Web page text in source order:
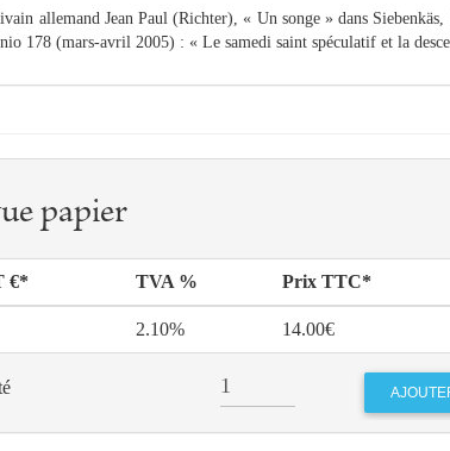
allemand Jean Paul (Richter), « Un songe » dans
178 (mars-avril 2005) : « Le samedi saint spéculatif et la
papier
€* TVA % Prix TTC*
2.10% 14.00€